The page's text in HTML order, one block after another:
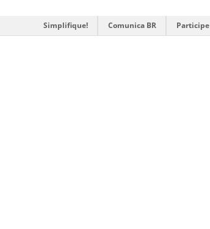
Simplifique! Comunica BR Participe